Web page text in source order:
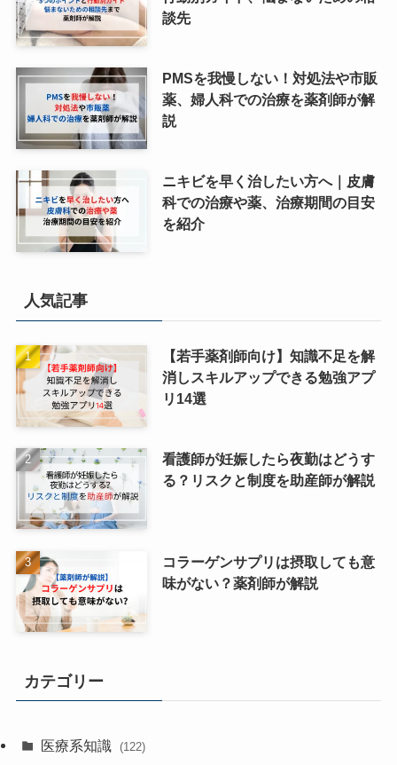
談先
PMSを我慢しない！対処法や市販
薬、婦人科での治療を薬剤師が解
説
ニキビを早く治したい方へ｜皮膚
科での治療や薬、治療期間の目安
を紹介
人気記事
【若手薬剤師向け】知識不足を解
消しスキルアップできる勉強アプ
リ14選
看護師が妊娠したら夜勤はどうす
る？リスクと制度を助産師が解説
コラーゲンサプリは摂取しても意
味がない？薬剤師が解説
カテゴリー
医療系知識 (122)